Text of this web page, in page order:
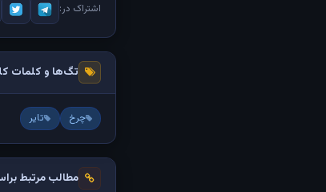
اشتراک در:
تگ‌ها و کلمات
چرخ تایر
مطالب مرتبط